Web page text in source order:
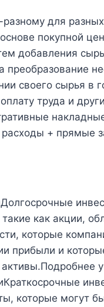
для
покупной
добавления
преобразование
своего сырья
труда и
+ прямые
как акции,
которые
прибыли и
которые могут